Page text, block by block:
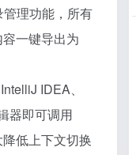
理功能，所有
一键导出为
IDEA、
器即可调用
低上下文切换
拼了
，只有瑞幸不敢停